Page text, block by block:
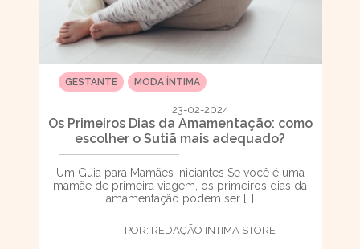
GESTANTE MODA ÍNTIMA
23-02-2024
Os Primeiros Dias da Amamentação: como
escolher o Sutiã mais adequado?
Um Guia para Mamães Iniciantes Se você é uma
mamãe de primeira viagem, os primeiros dias da
amamentação podem ser […]
POR: REDAÇÃO INTIMA STORE